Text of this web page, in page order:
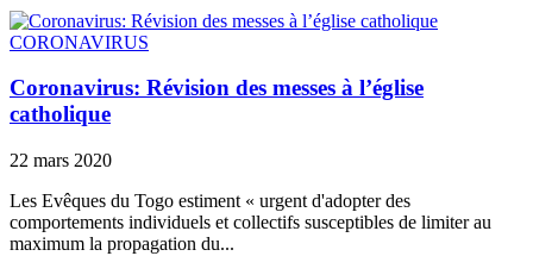
CORONAVIRUS
Coronavirus: Révision des messes à l’église
catholique
22 mars 2020
Les Evêques du Togo estiment « urgent d'adopter des
comportements individuels et collectifs susceptibles de limiter au
maximum la propagation du...